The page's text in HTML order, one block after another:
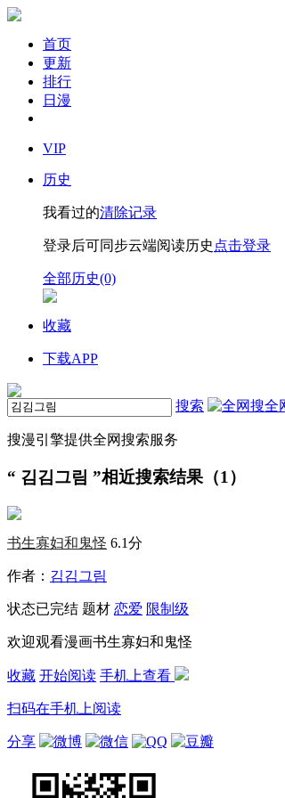
首页
更新
排行
日漫
VIP
历史
我看过的清除记录
登录后可同步云端阅读历史 点击登录
全部历史(0)
收藏
下载APP
搜索 全
搜漫引擎提供全网搜索服务
“ 김김그림 ”相近搜索结果（1）
书生寡妇和鬼怪 6.1分
作者： 김김그림
状态已完结 题材 恋爱 限制级
欢迎观看漫画书生寡妇和鬼怪
收藏 开始阅读 手机上查看
扫码在手机上阅读
分享